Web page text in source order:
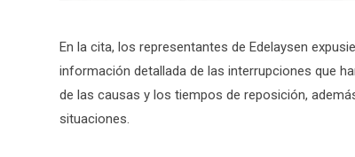
En la cita, los representantes de Edelaysen
información detallada de las interrupciones que
de las causas y los tiempos de reposición,
situaciones.